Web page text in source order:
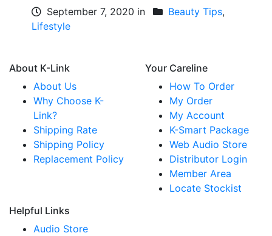
September 7, 2020 in Beauty Tips,
Lifestyle
About K-Link
About Us
Why Choose K-
Link?
Shipping Rate
Shipping Policy
Replacement Policy
Your Careline
How To Order
My Order
My Account
K-Smart Package
Web Audio Store
Distributor Login
Member Area
Locate Stockist
Helpful Links
Audio Store